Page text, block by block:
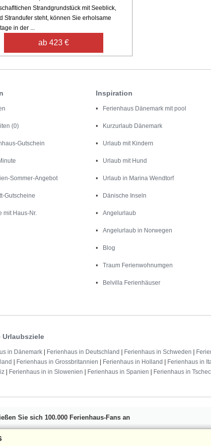
Strandgrundstück mit Seeblick,
Strandufer steht, können Sie erholsame
in der ...
ab 423 €
(0)
Gutschein
Sommer-Angebot
Gutscheine
mit Haus-Nr.
Inspiration
Ferienhaus Dänemark mit pool
Kurzurlaub Dänemark
Urlaub mit Kindern
Urlaub mit Hund
Urlaub in Marina Wendtorf
Dänische Inseln
Angelurlaub
Angelurlaub in Norwegen
Blog
Traum Ferienwohnumgen
Belvilla Ferienhäuser
Urlaubsziele
in Dänemark | Ferienhaus in Deutschland | Ferienhaus in Schweden |
| Ferienhaus in Grossbritannien | Ferienhaus in Holland | Ferienhaus in
| Ferienhaus in in Slowenien | Ferienhaus in Spanien | Ferienhaus in
Sie sich 100.000 Ferienhaus-Fans an
- melden Sie sich einfach für den DanCenter Newsletter an.